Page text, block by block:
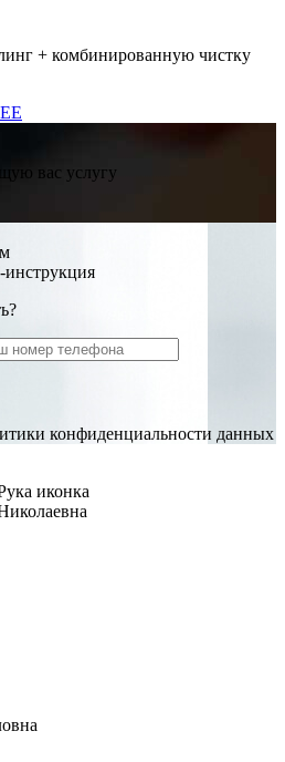
+ комбинированную чистку
вас услугу
инструкция
конфиденциальности данных